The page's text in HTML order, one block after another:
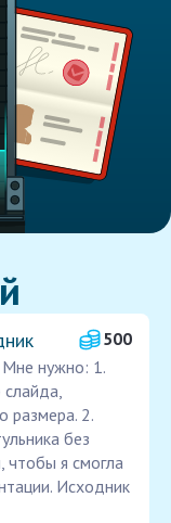
500
Мне нужно: 1.
слайда,
размера. 2.
без
чтобы я смогла
Исходник